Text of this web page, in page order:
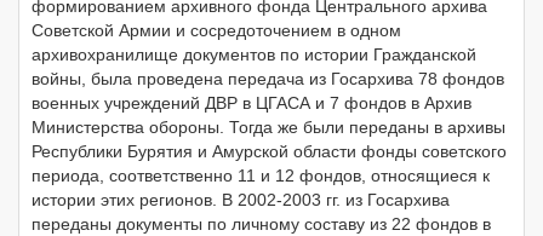
формированием архивного фонда Центрального архива
Советской Армии и сосредоточением в одном
архивохранилище документов по истории Гражданской
войны, была проведена передача из Госархива 78 фондов
военных учреждений ДВР в ЦГАСА и 7 фондов в Архив
Министерства обороны. Тогда же были переданы в архивы
Республики Бурятия и Амурской области фонды советского
периода, соответственно 11 и 12 фондов, относящиеся к
истории этих регионов. В 2002-2003 гг. из Госархива
переданы документы по личному составу из 22 фондов в